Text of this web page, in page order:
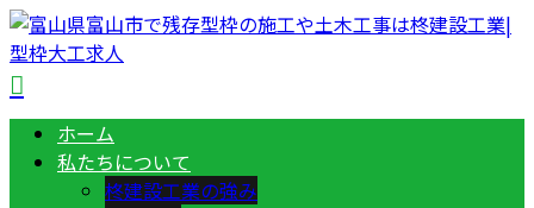
ホーム
私たちについて
柊建設工業の強み